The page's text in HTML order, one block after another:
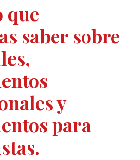
que
saber sobre
y
para